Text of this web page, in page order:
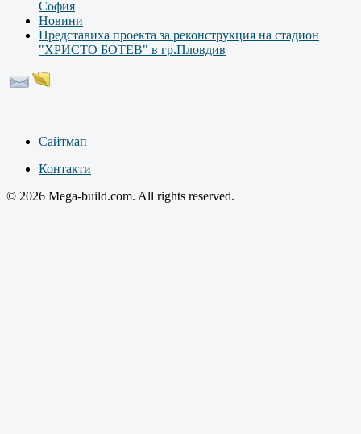
София
Новини
Представиха проекта за реконструкция на стадион
"ХРИСТО БОТЕВ" в гр.Пловдив
Сайтмап
Контакти
© 2026 Mega-build.com. All rights reserved.